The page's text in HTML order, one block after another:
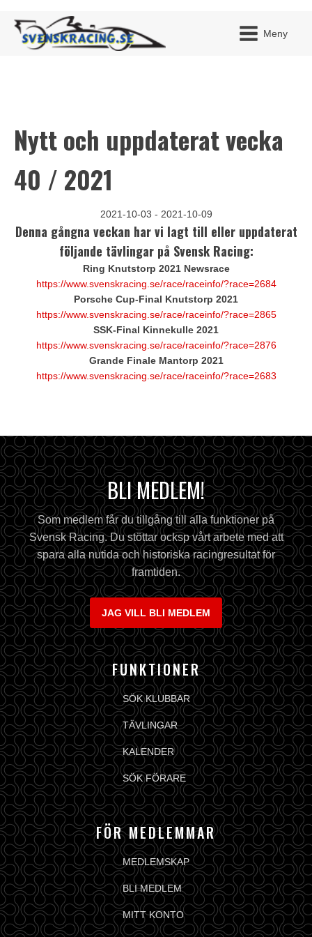
Meny
BLI
MITT
Nytt och uppdaterat vecka
40 / 2021
2021-10-03 - 2021-10-09
Denna gångna veckan har vi lagt till eller uppdaterat
följande tävlingar på Svensk Racing:
Ring Knutstorp 2021 Newsrace
https://www.svenskracing.se/race/raceinfo/?race=2684
Porsche Cup-Final Knutstorp 2021
https://www.svenskracing.se/race/raceinfo/?race=2865
SSK-Final Kinnekulle 2021
https://www.svenskracing.se/race/raceinfo/?race=2876
Grande Finale Mantorp 2021
https://www.svenskracing.se/race/raceinfo/?race=2683
BLI MEDLEM!
Som medlem får du tillgång till alla funktioner på
Svensk Racing. Du stöttar ocksp vårt arbete med att
spara alla nutida och historiska racingresultat för
framtiden.
JAG VILL BLI MEDLEM
FUNKTIONER
SÖK KLUBBAR
TÄVLINGAR
KALENDER
SÖK FÖRARE
FÖR MEDLEMMAR
MEDLEMSKAP
BLI MEDLEM
MITT KONTO